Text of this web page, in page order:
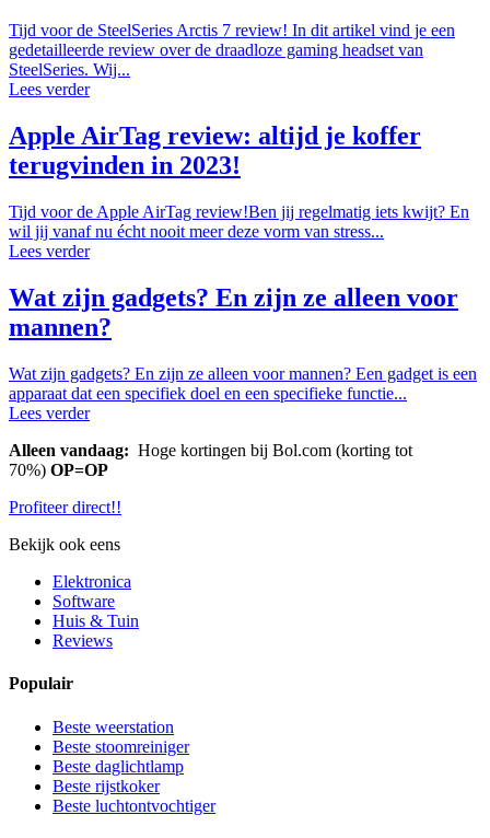
Tijd voor de SteelSeries Arctis 7 review! In dit artikel vind je een
gedetailleerde review over de draadloze gaming headset van
SteelSeries. Wij...
Lees verder
Apple AirTag review: altijd je koffer
terugvinden in 2023!
Tijd voor de Apple AirTag review!Ben jij regelmatig iets kwijt? En
wil jij vanaf nu écht nooit meer deze vorm van stress...
Lees verder
Wat zijn gadgets? En zijn ze alleen voor
mannen?
Wat zijn gadgets? En zijn ze alleen voor mannen? Een gadget is een
apparaat dat een specifiek doel en een specifieke functie...
Lees verder
Alleen vandaag: Hoge kortingen bij Bol.com (korting tot
70%) OP=OP
Profiteer direct!!
Bekijk ook eens
Elektronica
Software
Huis & Tuin
Reviews
Populair
Beste weerstation
Beste stoomreiniger
Beste daglichtlamp
Beste rijstkoker
Beste luchtontvochtiger